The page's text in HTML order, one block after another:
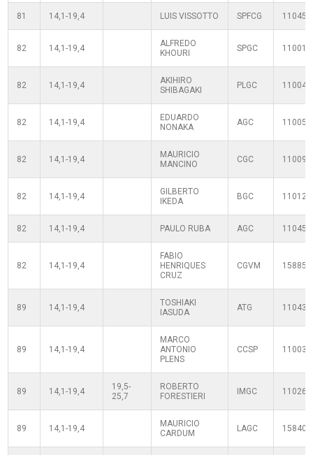
81 14,1-19,4 LUIS VISSOTTO SPFCG
82 14,1-19,4
ALFREDO
KHOURI
SPGC
82 14,1-19,4
AKIHIRO
SHIBAGAKI
PLGC
82 14,1-19,4
EDUARDO
NONAKA
AGC
82 14,1-19,4
MAURICIO
MANCINO
CGC
82 14,1-19,4
GILBERTO
IKEDA
BGC
82 14,1-19,4 PAULO RUBA AGC
82 14,1-19,4
FABIO
HENRIQUES
CRUZ
CGVM
89 14,1-19,4
TOSHIAKI
IASUDA
ATG
89 14,1-19,4
MARCO
ANTONIO
PLENS
CCSP
89 14,1-19,4
19,5-
25,7
ROBERTO
FORESTIERI
IMGC
89 14,1-19,4
MAURICIO
CARDUM
LAGC